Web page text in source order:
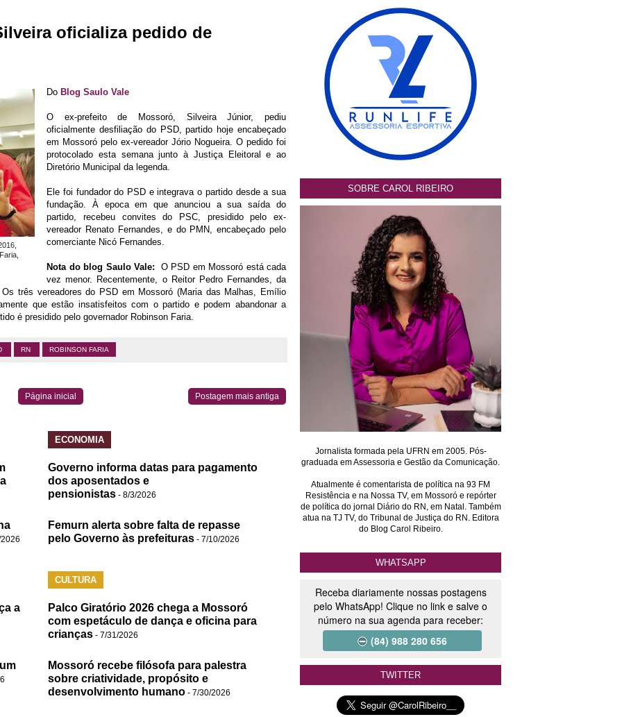
oficializa pedido de
Do Blog Saulo Vale
O ex-prefeito de Mossoró, Silveira Júnior, pediu
oficialmente desfiliação do PSD, partido hoje encabeçado
em Mossoró pelo ex-vereador Jório Nogueira. O pedido foi
protocolado esta semana junto à Justiça Eleitoral e ao
Diretório Municipal da legenda.
Ele foi fundador do PSD e integrava o partido desde a sua
fundação. À epoca em que anunciou a sua saída do
partido, recebeu convites do PSC, presidido pelo ex-
vereador Renato Fernandes, e do PMN, encabeçado pelo
comerciante Nicó Fernandes.
Nota do blog Saulo Vale: O PSD em Mossoró está cada
vez menor. Recentemente, o Reitor Pedro Fernandes, da
três vereadores do PSD em Mossoró (Maria das Malhas, Emílio
que estão insatisfeitos com o partido e podem abandonar a
é presidido pelo governador Robinson Faria.
RN ROBINSON FARIA
Postagem mais antiga
Página inicial
ECONOMIA
Governo informa datas para pagamento
dos aposentados e
pensionistas - 8/3/2026
Femurn alerta sobre falta de repasse
pelo Governo às prefeituras - 7/10/2026
a
CULTURA
Palco Giratório 2026 chega a Mossoró
com espetáculo de dança e oficina para
crianças - 7/31/2026
Mossoró recebe filósofa para palestra
sobre criatividade, propósito e
desenvolvimento humano - 7/30/2026
SOBRE CAROL RIBEIRO
Jornalista formada pela UFRN em 2005. Pós-
graduada em Assessoria e Gestão da Comunicação.
Atualmente é comentarista de política na 93 FM
Resistência e na Nossa TV, em Mossoró e repórter
de política do jornal Diário do RN, em Natal. Também
atua na TJ TV, do Tribunal de Justiça do RN. Editora
do Blog Carol Ribeiro.
WHATSAPP
Receba diariamente nossas postagens
pelo WhatsApp! Clique no link e salve o
número na sua agenda para receber:
(84) 988 280 656
TWITTER